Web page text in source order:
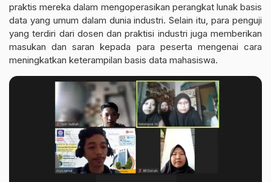
praktis mereka dalam mengoperasikan perangkat lunak basis
data yang umum dalam dunia industri. Selain itu, para penguji
yang terdiri dari dosen dan praktisi industri juga memberikan
masukan dan saran kepada para peserta mengenai cara
meningkatkan keterampilan basis data mahasiswa.